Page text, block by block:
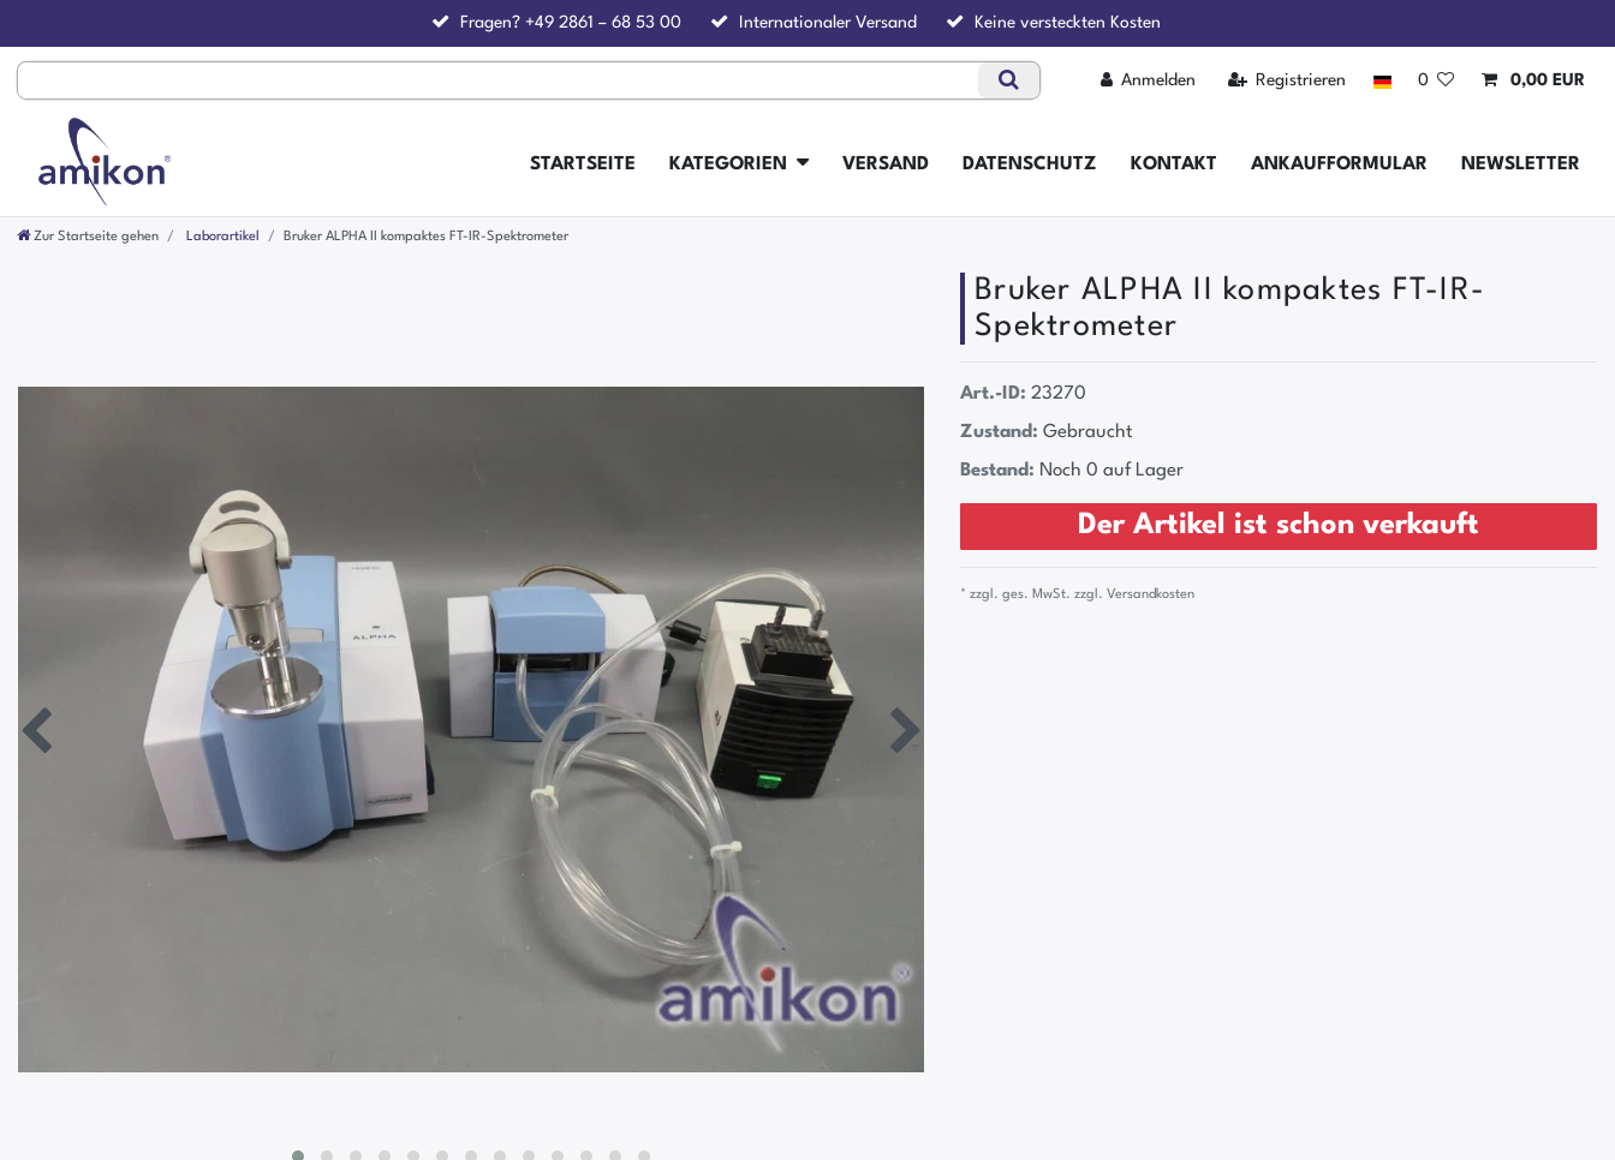
Fragen? +49 2861 – 68 53 00 Internationaler Versand Keine versteckten Kosten
Anmelden Registrieren 0 0,00 EUR
STARTSEITE KATEGORIEN VERSAND DATENSCHUTZ KONTAKT ANKAUFFORMULAR NEWSLETTER
Zur Startseite gehen Laborartikel Bruker ALPHA II kompaktes FT-IR-Spektrometer
Bruker ALPHA II kompaktes FT-IR-
Spektrometer
Art.-ID: 23270
Zustand: Gebraucht
Bestand: Noch 0 auf Lager
Der Artikel ist schon verkauft
* zzgl. ges. MwSt. zzgl. Versandkosten